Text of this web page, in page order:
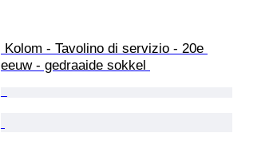
eeuw - gedraaide sokkel